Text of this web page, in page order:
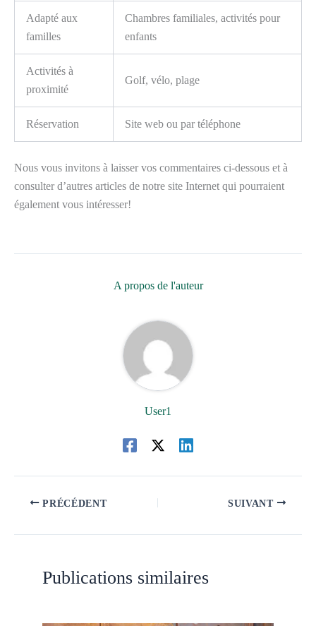
Adapté aux
familles
Chambres familiales, activités pour
enfants
Activités à
proximité
Golf, vélo, plage
Réservation Site web ou par téléphone
Nous vous invitons à laisser vos commentaires ci-dessous et à
consulter d’autres articles de notre site Internet qui pourraient
également vous intéresser!
A propos de l'auteur
User1
PRÉCÉDENT SUIVANT
Publications similaires